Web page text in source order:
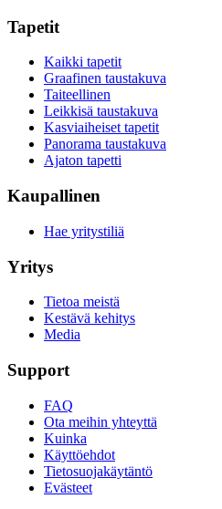
Tapetit
Kaikki tapetit
Graafinen taustakuva
Taiteellinen
Leikkisä taustakuva
Kasviaiheiset tapetit
Panorama taustakuva
Ajaton tapetti
Kaupallinen
Hae yritystiliä
Yritys
Tietoa meistä
Kestävä kehitys
Media
Support
FAQ
Ota meihin yhteyttä
Kuinka
Käyttöehdot
Tietosuojakäytäntö
Evästeet